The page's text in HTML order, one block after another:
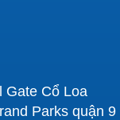
Gate Cổ Loa
Parks quận 9